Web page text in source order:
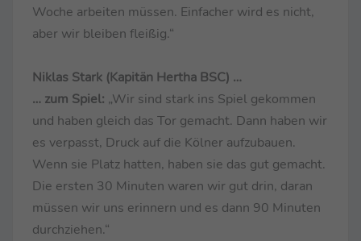
Woche arbeiten müssen. Einfacher wird es nicht,
aber wir bleiben fleißig.“
Niklas Stark (Kapitän Hertha BSC) …
… zum Spiel: „Wir sind stark ins Spiel gekommen
und haben gleich das Tor gemacht. Dann haben wir
es verpasst, Druck auf die Kölner aufzubauen.
Wenn sie Platz hatten, haben sie das gut gemacht.
Die ersten 30 Minuten waren wir gut drin, daran
müssen wir uns erinnern und es dann 90 Minuten
durchziehen.“